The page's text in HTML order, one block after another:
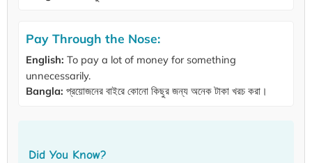
Pay Through the Nose:
English: To pay a lot of money for something
unnecessarily.
Bangla: প্রয়োজনের বাইরে কোনো কিছুর জন্য অনেক টাকা খরচ করা।
Did You Know?